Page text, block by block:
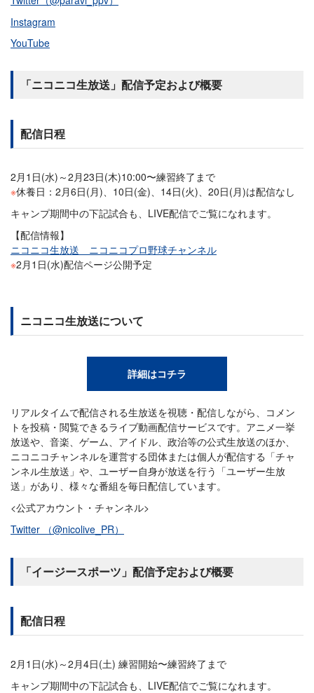
Instagram
YouTube
「ニコニコ生放送」配信予定および概要
配信日程
2月1日(水)～2月23日(木)10:00〜練習終了まで
※休養日：2月6日(月)、10日(金)、14日(火)、20日(月)は配信なし
キャンプ期間中の下記試合も、LIVE配信でご覧になれます。
【配信情報】
ニコニコ生放送 ニコニコプロ野球チャンネル
※2月1日(水)配信ページ公開予定
ニコニコ生放送について
詳細はコチラ
リアルタイムで配信される生放送を視聴・配信しながら、コメン
トを投稿・閲覧できるライブ動画配信サービスです。アニメ一挙
放送や、音楽、ゲーム、アイドル、政治等の公式生放送のほか、
ニコニコチャンネルを運営する団体または個人が配信する「チャ
ンネル生放送」や、ユーザー自身が放送を行う「ユーザー生放
送」があり、様々な番組を毎日配信しています。
<公式アカウント・チャンネル>
Twitter （@nicolive_PR）
「イージースポーツ」配信予定および概要
配信日程
2月1日(水)～2月4日(土) 練習開始〜練習終了まで
キャンプ期間中の下記試合も、LIVE配信でご覧になれます。